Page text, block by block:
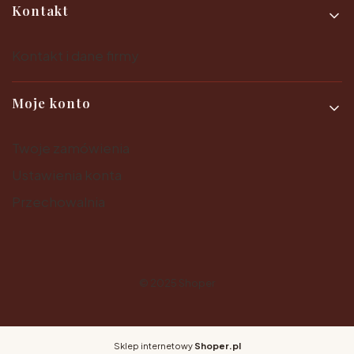
Kontakt
Moje konto
Sklep internetowy Shoper.pl